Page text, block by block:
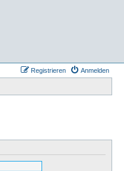
Anmelden
Registrieren